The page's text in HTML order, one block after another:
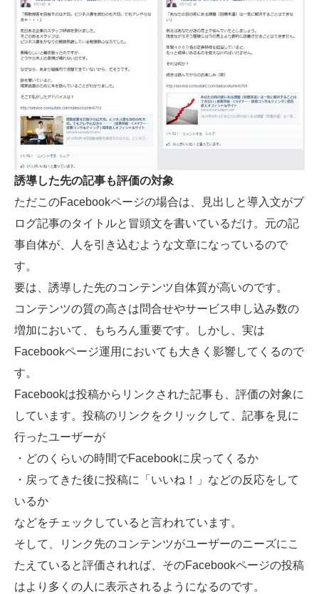
誘導した先の記事も評価の対象
ただこのFacebookページの場合は、見出しと導入文がブ
ログ記事のタイトルと冒頭文を書いているだけ。元の記
事自体が、人を引き込むような文章になっているので
す。
要は、誘導した先のコンテンツ自体質が高いのです。
コンテンツの質の高さは問合せやサービス申し込み数の
増加において、もちろん重要です。しかし、実は
Facebookページ運用においても大きく影響してくるので
す。
Facebookは投稿からリンクされた記事も、評価の対象に
しています。投稿のリンクをクリックして、記事を見に
行ったユーザーが
・どのくらいの時間でFacebookに戻ってくるか
・戻ってきた後に投稿に「いいね！」などの反応をして
いるか
などをチェックしていると言われています。
そして、リンク先のコンテンツがユーザーのニーズにこ
たえていると評価されれば、そのFacebookページの投稿
はより多くの人に表示されるようになるのです。